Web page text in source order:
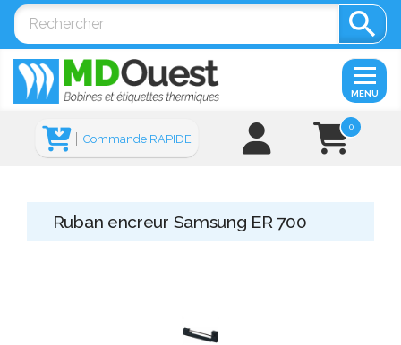

0
Commande RAPIDE
MENU
Ruban encreur Samsung ER 700